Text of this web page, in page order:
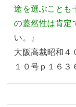
途を選ぶことも
の蓋然性は肯定
い。』
大阪高裁昭和４
１０号ｐ１６３